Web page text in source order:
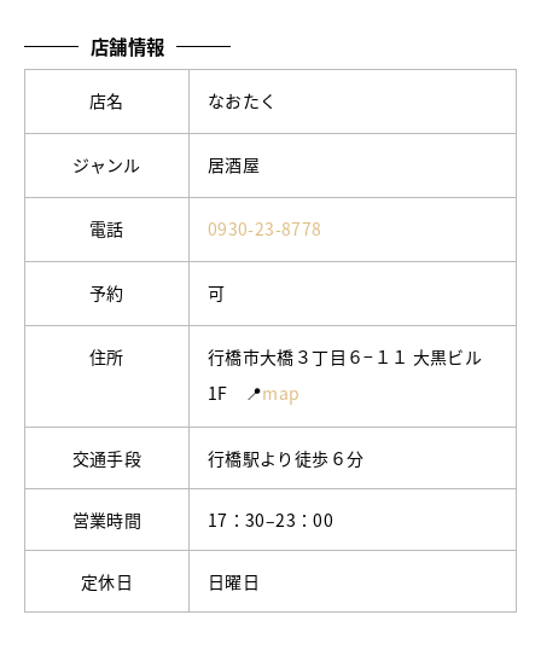
店舗情報
店名 なおたく
ジャンル 居酒屋
電話 0930-23-8778
予約 可
住所
行橋市大橋３丁目６−１１ 大黒ビル
1F 📍map
交通手段 行橋駅より徒歩６分
営業時間 17：30–23：00
定休日 日曜日